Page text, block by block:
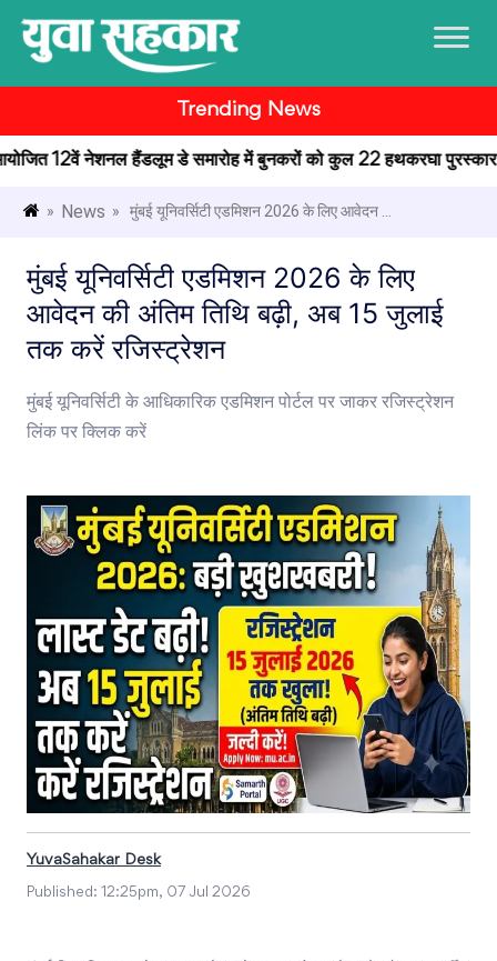
Trending News
12वें नेशनल हैंडलूम डे समारोह में बुनकरों को कुल 22 हथकरघा पुरस्कार
» News » मुंबई यूनिवर्सिटी एडमिशन 2026 के लिए आवेदन ...
मुंबई यूनिवर्सिटी एडमिशन 2026 के लिए
आवेदन की अंतिम तिथि बढ़ी, अब 15 जुलाई
तक करें रजिस्ट्रेशन
मुंबई यूनिवर्सिटी के आधिकारिक एडमिशन पोर्टल पर जाकर रजिस्ट्रेशन
लिंक पर क्लिक करें
YuvaSahakar Desk
Published: 12:25pm, 07 Jul 2026